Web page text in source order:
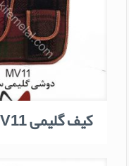
کیف گلیمی MV11